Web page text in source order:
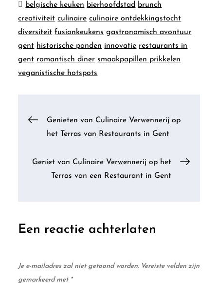
belgische keuken bierhoofdstad brunch
creativiteit culinaire culinaire ontdekkingstocht
diversiteit fusionkeukens gastronomisch avontuur
gent historische panden innovatie restaurants in
gent romantisch diner smaakpapillen prikkelen
veganistische hotspots
Berichtnavigatie
Genieten van Culinaire Verwennerij op
het Terras van Restaurants in Gent
Geniet van Culinaire Verwennerij op het
Terras van een Restaurant in Gent
Een reactie achterlaten
Je e-mailadres zal niet getoond worden. Vereiste velden zijn
gemarkeerd met *